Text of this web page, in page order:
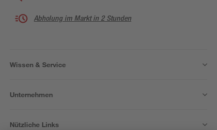
Abholung im Markt in 2 Stunden
Wissen & Service
Unternehmen
Nützliche Links